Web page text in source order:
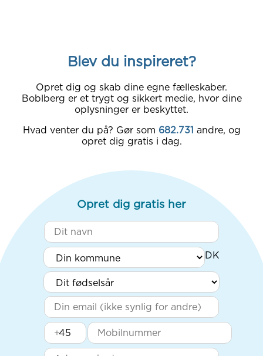
Blev du inspireret?
Opret dig og skab dine egne fælleskaber.
Boblberg er et trygt og sikkert medie, hvor dine
oplysninger er beskyttet.
Hvad venter du på? Gør som 682.731 andre, og
opret dig gratis i dag.
Opret dig gratis her
+